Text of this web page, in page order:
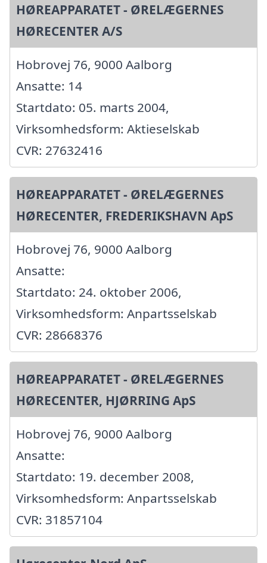
HØREAPPARATET - ØRELÆGERNES
HØRECENTER A/S
Hobrovej 76, 9000 Aalborg
Ansatte: 14
Startdato: 05. marts 2004,
Virksomhedsform: Aktieselskab
CVR: 27632416
HØREAPPARATET - ØRELÆGERNES
HØRECENTER, FREDERIKSHAVN ApS
Hobrovej 76, 9000 Aalborg
Ansatte:
Startdato: 24. oktober 2006,
Virksomhedsform: Anpartsselskab
CVR: 28668376
HØREAPPARATET - ØRELÆGERNES
HØRECENTER, HJØRRING ApS
Hobrovej 76, 9000 Aalborg
Ansatte:
Startdato: 19. december 2008,
Virksomhedsform: Anpartsselskab
CVR: 31857104